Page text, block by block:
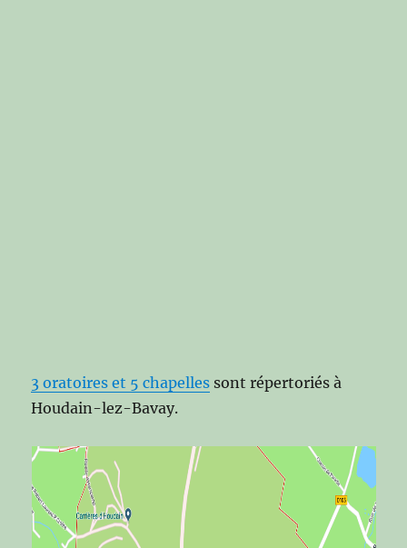
3 oratoires et 5 chapelles sont répertoriés à
Houdain-lez-Bavay.